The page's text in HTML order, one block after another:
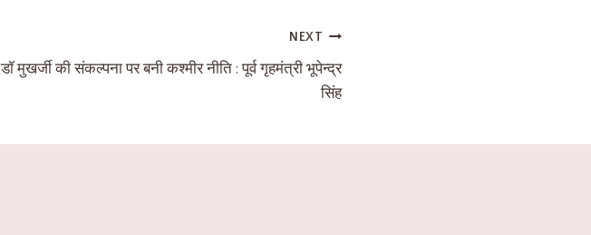
NEXT
डॉ मुखर्जी की संकल्पना पर बनी कश्मीर नीति : पूर्व गृहमंत्री भूपेन्द्र
सिंह